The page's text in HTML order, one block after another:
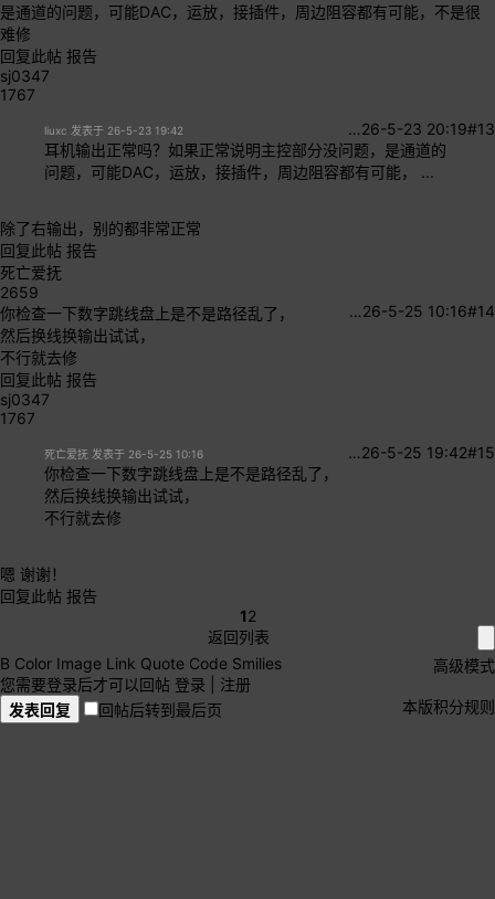
是通道的问题，可能DAC，运放，接插件，周边阻容都有可能，不是很
难修
回复此帖 报告
sj0347
1767
#13
26-5-23 20:19
…
liuxc 发表于 26-5-23 19:42
耳机输出正常吗？如果正常说明主控部分没问题，是通道的
问题，可能DAC，运放，接插件，周边阻容都有可能， ...
除了右输出，别的都非常正常
回复此帖 报告
死亡爱抚
2659
#14
26-5-25 10:16
…
你检查一下数字跳线盘上是不是路径乱了，
然后换线换输出试试，
不行就去修
回复此帖 报告
sj0347
1767
#15
26-5-25 19:42
…
死亡爱抚 发表于 26-5-25 10:16
你检查一下数字跳线盘上是不是路径乱了，
然后换线换输出试试，
不行就去修
嗯 谢谢！
回复此帖 报告
12
返回列表
高级模式
B Color Image Link Quote Code Smilies
您需要登录后才可以回帖 登录
注册
本版积分规则
发表回复 回帖后转到最后页